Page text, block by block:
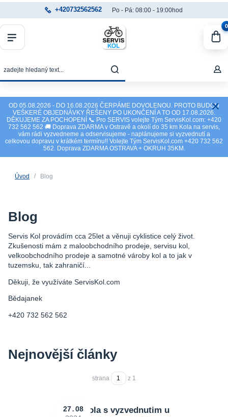
OD 05.08.2026 - DO 16.08.2026 ČERPÁME DOVOLENOU. PROTO BUDOU
VEŠKERÉ OBJEDNÁVKY ŘEŠENY PO UKONČENÍ A TO OD 17.08.2026.
DĚKUJEME ZA POCHOPENÍ 📞 Pro SERVIS volejte Tým ServisKol.com: +420
732 562 562 🚚 Doprava ZDARMA v Ostravě a okolí do 35 km Kola na servis,
vám rádi vyzvedneme a odservisujeme - naplánujeme si vyzvednutí a
celkovou dopravu v krátkém termínu!! Volejte Tým ServisKol.com +420 732 562
562. Doprava ZDARMA OSTRAVA + OKRUH 35KM.
+420732562562 Po - Pá: 08:00 - 19:00hod
0
Úvod Blog
Blog
Servis Kol provádím cca 25let a věnuji cyklistice celý život.
Zkušenosti mám z maloobchodního prodeje, servisu kol,
velkoobchodního prodeje a samotné vároby kol a to jak v
tuzemsku, tak zahraničí...
Děkuji, že využíváte ServisKol.com
Bědajanek
+420 732 562 562
Nejnovější články
strana z 1
Servis kola s vyzvednutim u
27 08